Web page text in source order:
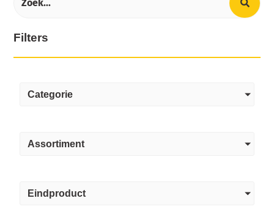
Filters
Categorie
Assortiment
Eindproduct